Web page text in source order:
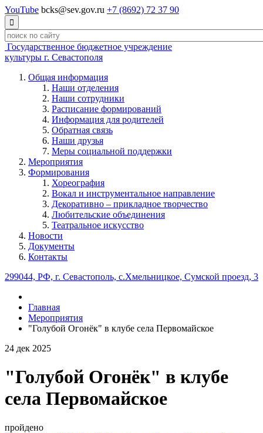
YouTube bcks@sev.gov.ru +7 (8692) 72 37 90

Государственное бюджетное учреждение
культуры г. Севастополя
Общая информация
Наши отделения
Наши сотрудники
Расписание формирований
Информация для родителей
Обратная связь
Наши друзья
Меры социальной поддержки
Мероприятия
Формирования
Хореография
Вокал и инструментальное направление
Декоративно – прикладное творчество
Любительские объединения
Театральное искусство
Новости
Документы
Контакты
299044, РФ, г. Севастополь, с.Хмельницкое, Сумской проезд, 3
Главная
Мероприятия
"Голубой Огонёк" в клубе села Первомайское
24 дек 2025
"Голубой Огонёк" в клубе
села Первомайское
пройдено